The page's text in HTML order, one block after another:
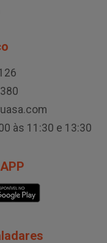
às 11:30 e 13:30